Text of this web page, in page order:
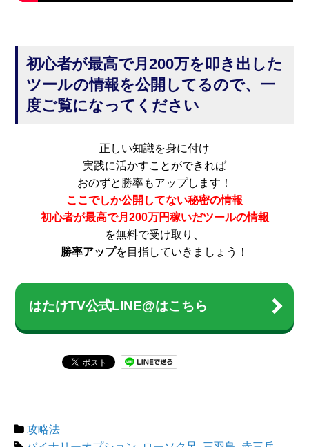
初心者が最高で月200万を叩き出した
ツールの情報を公開してるので、一
度ご覧になってください
正しい知識を身に付け
実践に活かすことができれば
おのずと勝率もアップします！
ここでしか公開してない秘密の情報
初心者が最高で月200万円稼いだツールの情報
を無料で受け取り、
勝率アップを目指していきましょう！
はたけTV公式LINE@はこちら
攻略法